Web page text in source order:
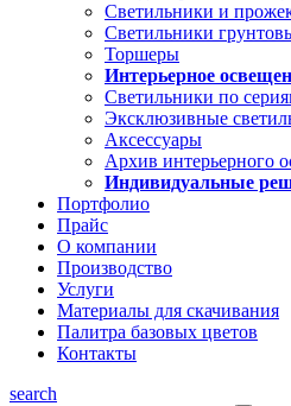
Светильники и
Светильники
Торшеры
Интерьерное
Светильники по
Эксклюзивные
Аксессуары
Архив интерьерного
Индивидуальные
Портфолио
Прайс
О компании
Производство
Услуги
Материалы для скачивания
Палитра базовых цветов
Контакты
search